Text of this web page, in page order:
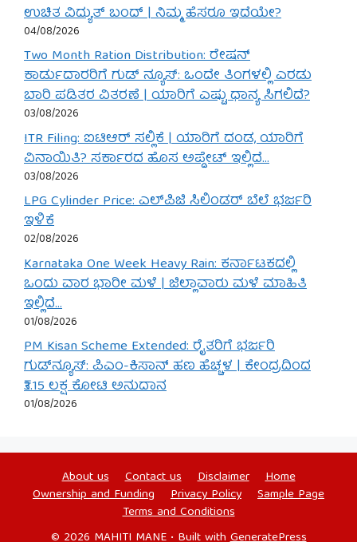
ಉಚಿತ ವಿದ್ಯುತ್ ಬಂದ್ | ನಿಮ್ಮ ಹೆಸರೂ ಇದೆಯೇ?
04/08/2026
Two Month Ration Distribution: ರೇಷನ್
ಕಾರ್ಡುದಾರರಿಗೆ ಗುಡ್ ನ್ಯೂಸ್: ಒಂದೇ ತಿಂಗಳಲ್ಲಿ ಎರಡು
ಬಾರಿ ಪಡಿತರ ವಿತರಣೆ | ಯಾರಿಗೆ ಎಷ್ಟು ಧಾನ್ಯ ಸಿಗಲಿದೆ?
03/08/2026
ITR Filing: ಐಟಿಆರ್ ಸಲ್ಲಿಕೆ | ಯಾರಿಗೆ ದಂಡ, ಯಾರಿಗೆ
ವಿನಾಯಿತಿ? ಸರ್ಕಾರದ ಹೊಸ ಅಪ್ಡೇಟ್ ಇಲ್ಲಿದೆ…
03/08/2026
LPG Cylinder Price: ಎಲ್‌ಪಿಜಿ ಸಿಲಿಂಡರ್ ಬೆಲೆ ಭರ್ಜರಿ
ಇಳಿಕೆ
02/08/2026
Karnataka One Week Heavy Rain: ಕರ್ನಾಟಕದಲ್ಲಿ
ಒಂದು ವಾರ ಭಾರೀ ಮಳೆ | ಜಿಲ್ಲಾವಾರು ಮಳೆ ಮಾಹಿತಿ
ಇಲ್ಲಿದೆ…
01/08/2026
PM Kisan Scheme Extended: ರೈತರಿಗೆ ಭರ್ಜರಿ
ಗುಡ್‌ನ್ಯೂಸ್: ಪಿಎಂ-ಕಿಸಾನ್ ಹಣ ಹೆಚ್ಚಳ | ಕೇಂದ್ರದಿಂದ
₹3.15 ಲಕ್ಷ ಕೋಟಿ ಅನುದಾನ
01/08/2026
About us Contact us Disclaimer
Home
Ownership and Funding
Privacy Policy
Sample Page
Terms and Conditions